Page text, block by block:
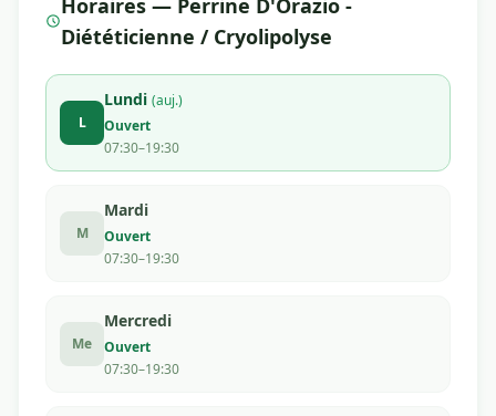
Horaires — Perrine D'Orazio -
Diététicienne / Cryolipolyse
L
Lundi (auj.)
Ouvert
07:30–19:30
M
Mardi
Ouvert
07:30–19:30
Me
Mercredi
Ouvert
07:30–19:30